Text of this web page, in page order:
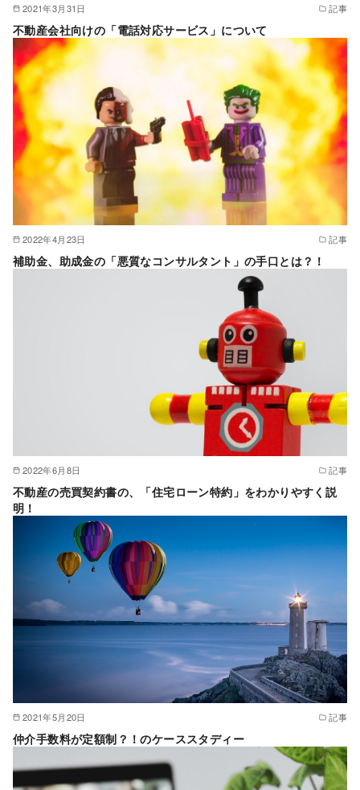
2021年3月31日 記事
不動産会社向けの「電話対応サービス」について
2022年4月23日 記事
補助金、助成金の「悪質なコンサルタント」の手口とは？！
2022年6月8日 記事
不動産の売買契約書の、「住宅ローン特約」をわかりやすく説
明！
2021年5月20日 記事
仲介手数料が定額制？！のケーススタディー